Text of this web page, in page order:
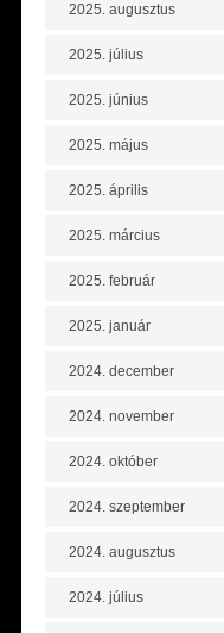
2025. augusztus
2025. július
2025. június
2025. május
2025. április
2025. március
2025. február
2025. január
2024. december
2024. november
2024. október
2024. szeptember
2024. augusztus
2024. július